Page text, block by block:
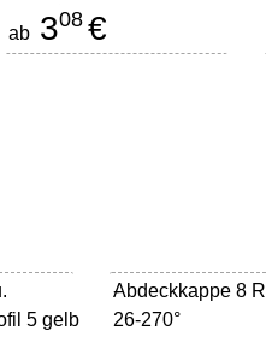
ab 308 €
5 gelb
Abdeckkappe 8 R
26-270°
-